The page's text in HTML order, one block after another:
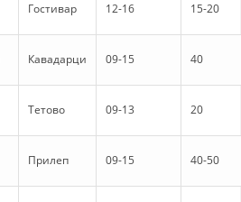
Гостивар 12-16 15-20
Кавадарци 09-15 40
Тетово 09-13 20
Прилеп 09-15 40-50